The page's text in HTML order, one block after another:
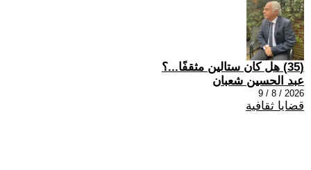
(35) هل كان ستالين مثقفًا...؟
عبد الحسين شعبان
2026 / 8 / 9
قضايا ثقافية